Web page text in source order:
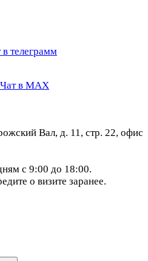
в телеграмм
Чат в МАХ
Вал, д. 11, стр. 22, офис
с 9:00 до 18:00.
о визите заранее.